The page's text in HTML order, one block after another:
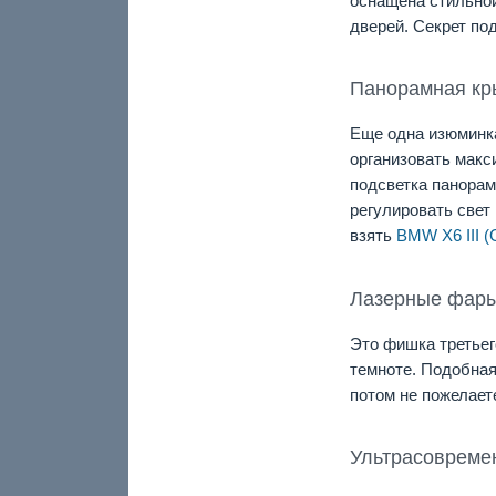
дверей. Секрет
Панорамная
Еще одна
организовать
подсветка
регулировать
взять BMW X6 III
Лазерные
Это фишка
темноте.
потом не